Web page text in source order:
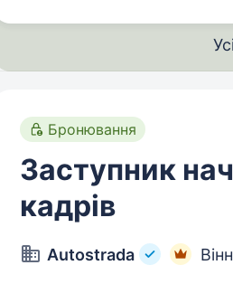
Бронювання
Заступник
кадрів
Autostrada